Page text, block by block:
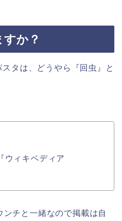
か？
タは、どうやら『回虫』と
ウィキペディア
チと一緒なので掲載は自